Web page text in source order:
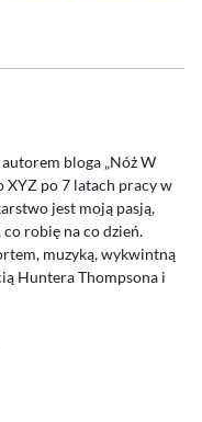
ARTYKUŁU - PROFIL
bloga „Nóż W
XYZ po 7 latach pracy w
jest moją pasją,
robię na co dzień.
muzyką, wykwintną
Huntera Thompsona i